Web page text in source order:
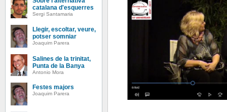
catalana d'esquerres
Sergi Santamaria
Llegir, escoltar, veure,
potser somniar
Joaquim Parera
Salines de la trinitat,
Punta de la Banya
Antonio Mora
Festes majors
Joaquim Parera